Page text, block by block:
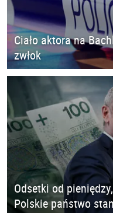
Ciało aktora na
zwłok
Odsetki od
Polskie państwo